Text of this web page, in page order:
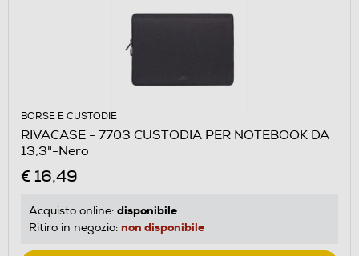
BORSE E CUSTODIE
RIVACASE - 7703 CUSTODIA PER NOTEBOOK DA
13,3"-Nero
€ 16,49
Acquisto online: disponibile
Ritiro in negozio: non disponibile